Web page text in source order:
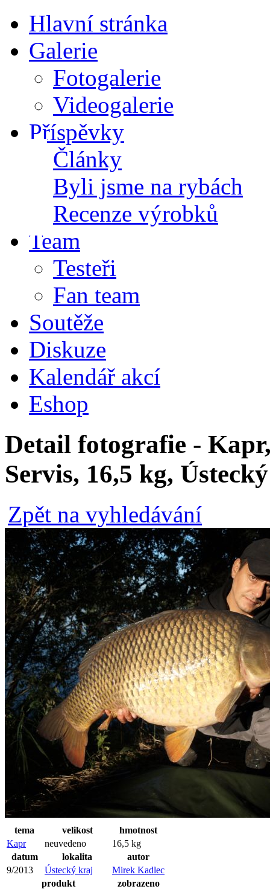
Hlavní stránka
Galerie
Fotogalerie
Videogalerie
Příspěvky
Články
Byli jsme na rybách
Recenze výrobků
Team
Testeři
Fan team
Soutěže
Diskuze
Kalendář akcí
Eshop
Detail fotografie -
Servis, 16,5 kg,
Zpět na vyhledávání
tema velikost
hmotnost
Kapr
neuvedeno
16,5 kg
datum
lokalita
autor
9/2013
Ústecký kraj
Mirek Kadlec
produkt
zobrazeno